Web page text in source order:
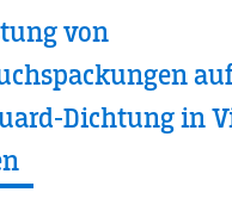
von
Dichtung in